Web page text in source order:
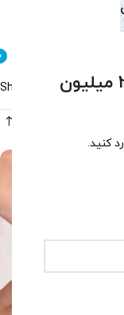
دریافت تخفیف ویژه تا 2 میلیون
کنید.
Showing all 4 results